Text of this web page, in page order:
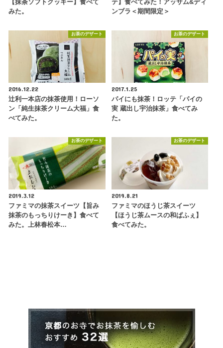
【抹茶ソフトクッキー】食べて
みた。
テ】食べてみた！アッサム&ディ
ンブラ＜期間限定＞
お茶のデザート
2016.12.22
辻利一本店の抹茶使用！ローソ
ン「純生抹茶クリーム大福」食
べてみた。
お茶のデザート
2017.1.25
パイにも抹茶！ロッテ「パイの
実 蔵出し宇治抹茶」食べてみ
た。
お茶のデザート
2019.3.12
ファミマの抹茶スイーツ【旨み
抹茶のもっちりけーき】食べて
みた。上林春松本…
お茶のデザート
2019.8.21
ファミマのほうじ茶スイーツ
【ほうじ茶ムースの和ぱふぇ】
食べてみた。